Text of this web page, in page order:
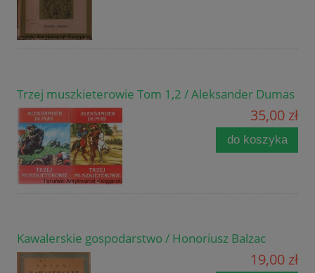
Trzej muszkieterowie Tom 1,2 / Aleksander Dumas
35,00 zł
do koszyka
Kawalerskie gospodarstwo / Honoriusz Balzac
19,00 zł